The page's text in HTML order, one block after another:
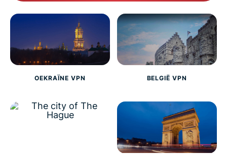
OEKRAÏNE VPN BELGIË VPN